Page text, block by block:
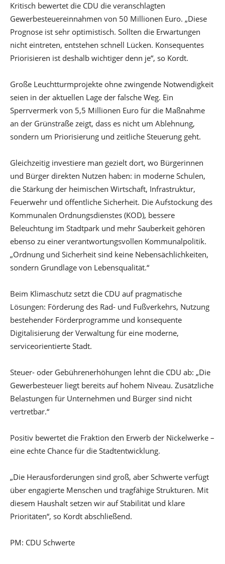
Kritisch bewertet die CDU die veranschlagten
Gewerbesteuereinnahmen von 50 Millionen Euro. „Diese
Prognose ist sehr optimistisch. Sollten die Erwartungen
nicht eintreten, entstehen schnell Lücken. Konsequentes
Priorisieren ist deshalb wichtiger denn je“, so Kordt.
Große Leuchtturmprojekte ohne zwingende Notwendigkeit
seien in der aktuellen Lage der falsche Weg. Ein
Sperrvermerk von 5,5 Millionen Euro für die Maßnahme
an der Grünstraße zeigt, dass es nicht um Ablehnung,
sondern um Priorisierung und zeitliche Steuerung geht.
Gleichzeitig investiere man gezielt dort, wo Bürgerinnen
und Bürger direkten Nutzen haben: in moderne Schulen,
die Stärkung der heimischen Wirtschaft, Infrastruktur,
Feuerwehr und öffentliche Sicherheit. Die Aufstockung des
Kommunalen Ordnungsdienstes (KOD), bessere
Beleuchtung im Stadtpark und mehr Sauberkeit gehören
ebenso zu einer verantwortungsvollen Kommunalpolitik.
„Ordnung und Sicherheit sind keine Nebensächlichkeiten,
sondern Grundlage von Lebensqualität.“
Beim Klimaschutz setzt die CDU auf pragmatische
Lösungen: Förderung des Rad- und Fußverkehrs, Nutzung
bestehender Förderprogramme und konsequente
Digitalisierung der Verwaltung für eine moderne,
serviceorientierte Stadt.
Steuer- oder Gebührenerhöhungen lehnt die CDU ab: „Die
Gewerbesteuer liegt bereits auf hohem Niveau. Zusätzliche
Belastungen für Unternehmen und Bürger sind nicht
vertretbar.“
Positiv bewertet die Fraktion den Erwerb der Nickelwerke –
eine echte Chance für die Stadtentwicklung.
„Die Herausforderungen sind groß, aber Schwerte verfügt
über engagierte Menschen und tragfähige Strukturen. Mit
diesem Haushalt setzen wir auf Stabilität und klare
Prioritäten“, so Kordt abschließend.
PM: CDU Schwerte